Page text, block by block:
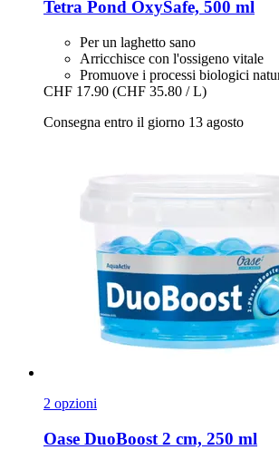
Tetra Pond OxySafe, 500 ml
Per un laghetto sano
Arricchisce con l'ossigeno vitale
Promuove i processi biologici
CHF 17.90 (CHF 35.80 / L)
Consegna entro il giorno 13 agosto
2 opzioni
Oase DuoBoost 2 cm, 250 ml